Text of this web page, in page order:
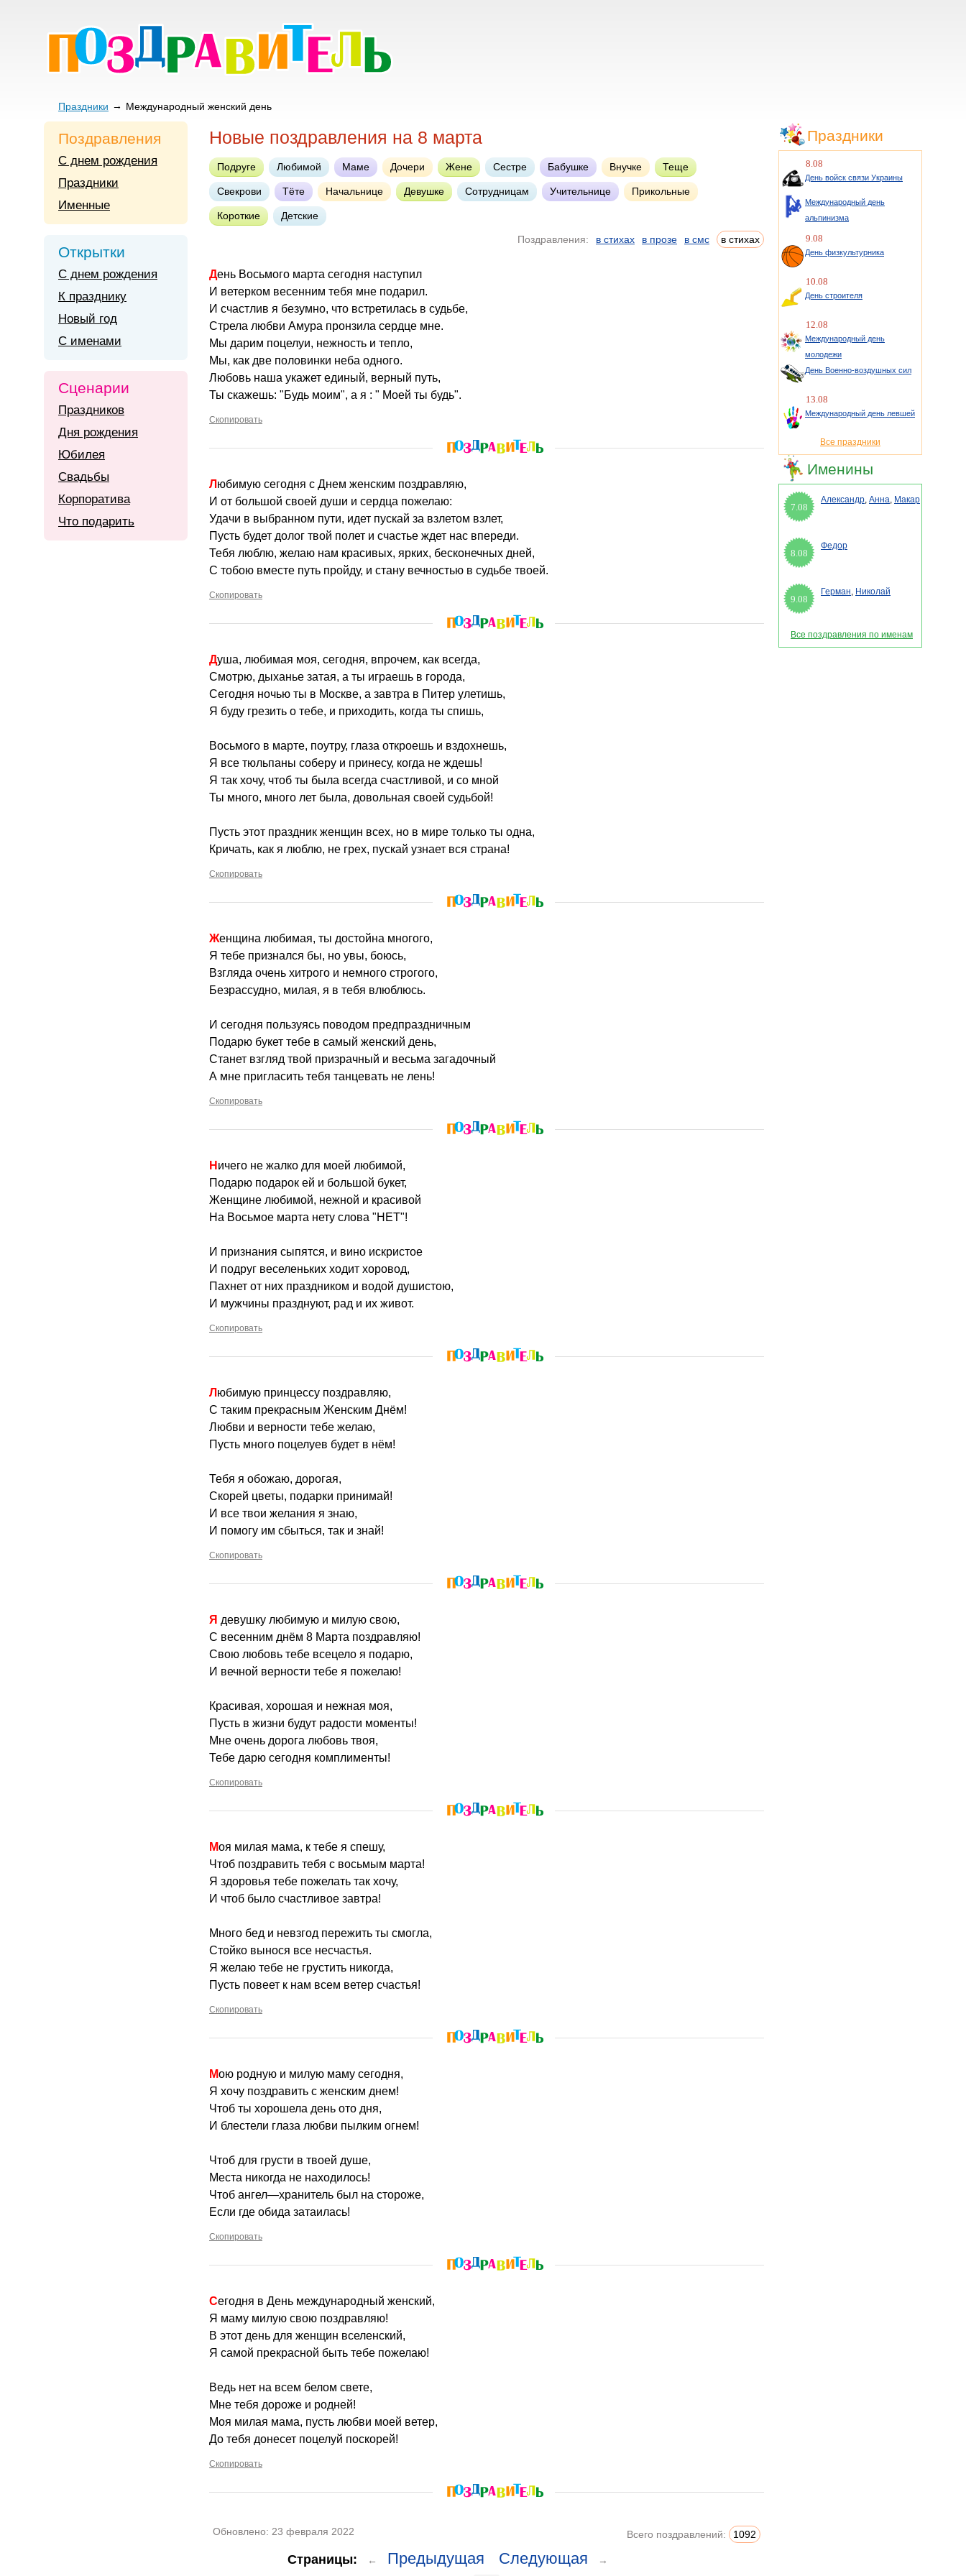
Праздники Международный женский день
Новые поздравления на 8 марта
Подруге Любимой Маме Дочери Жене Сестре Бабушке Внучке Теще
Свекрови Тёте Начальнице Девушке Сотрудницам Учительнице Прикольные
Короткие Детские
Поздравления: в стихах в прозе в смс в стихах
День Восьмого марта сегодня наступил
И ветерком весенним тебя мне подарил.
И счастлив я безумно, что встретилась в судьбе,
Стрела любви Амура пронзила сердце мне.
Мы дарим поцелуи, нежность и тепло,
Мы, как две половинки неба одного.
Любовь наша укажет единый, верный путь,
Ты скажешь: "Будь моим", а я : " Моей ты будь".
Скопировать
Любимую сегодня с Днем женским поздравляю,
И от большой своей души и сердца пожелаю:
Удачи в выбранном пути, идет пускай за взлетом взлет,
Пусть будет долог твой полет и счастье ждет нас впереди.
Тебя люблю, желаю нам красивых, ярких, бесконечных дней,
С тобою вместе путь пройду, и стану вечностью в судьбе твоей.
Скопировать
Душа, любимая моя, сегодня, впрочем, как всегда,
Смотрю, дыханье затая, а ты играешь в города,
Сегодня ночью ты в Москве, а завтра в Питер улетишь,
Я буду грезить о тебе, и приходить, когда ты спишь,
Восьмого в марте, поутру, глаза откроешь и вздохнешь,
Я все тюльпаны соберу и принесу, когда не ждешь!
Я так хочу, чтоб ты была всегда счастливой, и со мной
Ты много, много лет была, довольная своей судьбой!
Пусть этот праздник женщин всех, но в мире только ты одна,
Кричать, как я люблю, не грех, пускай узнает вся страна!
Скопировать
Женщина любимая, ты достойна многого,
Я тебе признался бы, но увы, боюсь,
Взгляда очень хитрого и немного строгого,
Безрассудно, милая, я в тебя влюблюсь.
И сегодня пользуясь поводом предпраздничным
Подарю букет тебе в самый женский день,
Станет взгляд твой призрачный и весьма загадочный
А мне пригласить тебя танцевать не лень!
Скопировать
Ничего не жалко для моей любимой,
Подарю подарок ей и большой букет,
Женщине любимой, нежной и красивой
На Восьмое марта нету слова "НЕТ"!
И признания сыпятся, и вино искристое
И подруг веселеньких ходит хоровод,
Пахнет от них праздником и водой душистою,
И мужчины празднуют, рад и их живот.
Скопировать
Любимую принцессу поздравляю,
С таким прекрасным Женским Днём!
Любви и верности тебе желаю,
Пусть много поцелуев будет в нём!
Тебя я обожаю, дорогая,
Скорей цветы, подарки принимай!
И все твои желания я знаю,
И помогу им сбыться, так и знай!
Скопировать
Я девушку любимую и милую свою,
С весенним днём 8 Марта поздравляю!
Свою любовь тебе всецело я подарю,
И вечной верности тебе я пожелаю!
Красивая, хорошая и нежная моя,
Пусть в жизни будут радости моменты!
Мне очень дорога любовь твоя,
Тебе дарю сегодня комплименты!
Скопировать
Моя милая мама, к тебе я спешу,
Чтоб поздравить тебя с восьмым марта!
Я здоровья тебе пожелать так хочу,
И чтоб было счастливое завтра!
Много бед и невзгод пережить ты смогла,
Стойко вынося все несчастья.
Я желаю тебе не грустить никогда,
Пусть повеет к нам всем ветер счастья!
Скопировать
Мою родную и милую маму сегодня,
Я хочу поздравить с женским днем!
Чтоб ты хорошела день ото дня,
И блестели глаза любви пылким огнем!
Чтоб для грусти в твоей душе,
Места никогда не находилось!
Чтоб ангел—хранитель был на стороже,
Если где обида затаилась!
Скопировать
Сегодня в День международный женский,
Я маму милую свою поздравляю!
В этот день для женщин вселенский,
Я самой прекрасной быть тебе пожелаю!
Ведь нет на всем белом свете,
Мне тебя дороже и родней!
Моя милая мама, пусть любви моей ветер,
До тебя донесет поцелуй поскорей!
Скопировать
Обновлено: 23 февраля 2022 Всего поздравлений: 1092
Страницы: ← Предыдущая Следующая →
Поздравления
С днем рождения
Праздники
Именные
Открытки
С днем рождения
К празднику
Новый год
С именами
Сценарии
Праздников
Дня рождения
Юбилея
Свадьбы
Корпоратива
Что подарить
Праздники
8.08
День войск связи Украины
Международный день
альпинизма
9.08
День физкультурника
10.08
День строителя
12.08
Международный день
молодежи
День Военно-воздушных сил
13.08
Международный день левшей
Все праздники
Именины
7.08
Александр, Анна, Макар
8.08
Федор
9.08
Герман, Николай
Все поздравления по именам